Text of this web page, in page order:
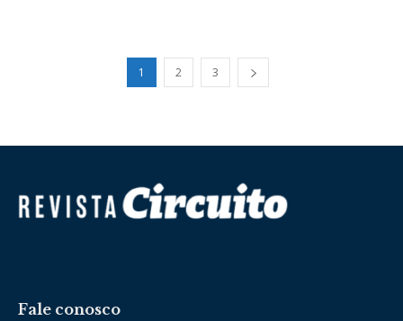
1 2 3
Fale conosco